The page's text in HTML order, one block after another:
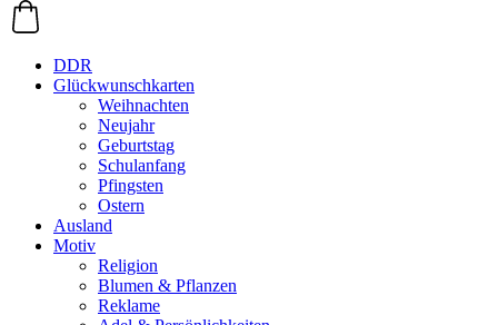
DDR
Glückwunschkarten
Weihnachten
Neujahr
Geburtstag
Schulanfang
Pfingsten
Ostern
Ausland
Motiv
Religion
Blumen & Pflanzen
Reklame